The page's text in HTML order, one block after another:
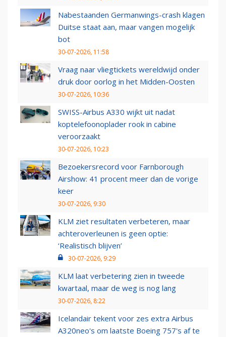
Nabestaanden Germanwings-crash klagen
Duitse staat aan, maar vangen mogelijk
bot
30-07-2026, 11:58
Vraag naar vliegtickets wereldwijd onder
druk door oorlog in het Midden-Oosten
30-07-2026, 10:36
SWISS-Airbus A330 wijkt uit nadat
koptelefoonoplader rook in cabine
veroorzaakt
30-07-2026, 10:23
Bezoekersrecord voor Farnborough
Airshow: 41 procent meer dan de vorige
keer
30-07-2026, 9:30
KLM ziet resultaten verbeteren, maar
achteroverleunen is geen optie:
‘Realistisch blijven’
30-07-2026, 9:29
KLM laat verbetering zien in tweede
kwartaal, maar de weg is nog lang
30-07-2026, 8:22
Icelandair tekent voor zes extra Airbus
A320neo's om laatste Boeing 757's af te